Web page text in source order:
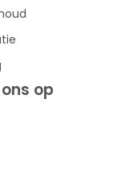
op